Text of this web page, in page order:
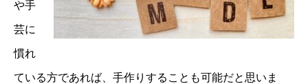
や手
芸に
慣れ
ている方であれば、手作りすることも可能だと思いま